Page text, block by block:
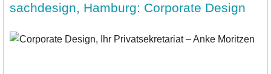
sachdesign, Hamburg: Corporate Design